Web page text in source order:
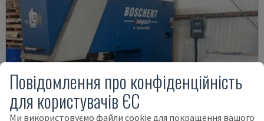
Повідомлення про конфіденційність
для користувачів ЄС
Ми використовуємо файли cookie для покращення вашого